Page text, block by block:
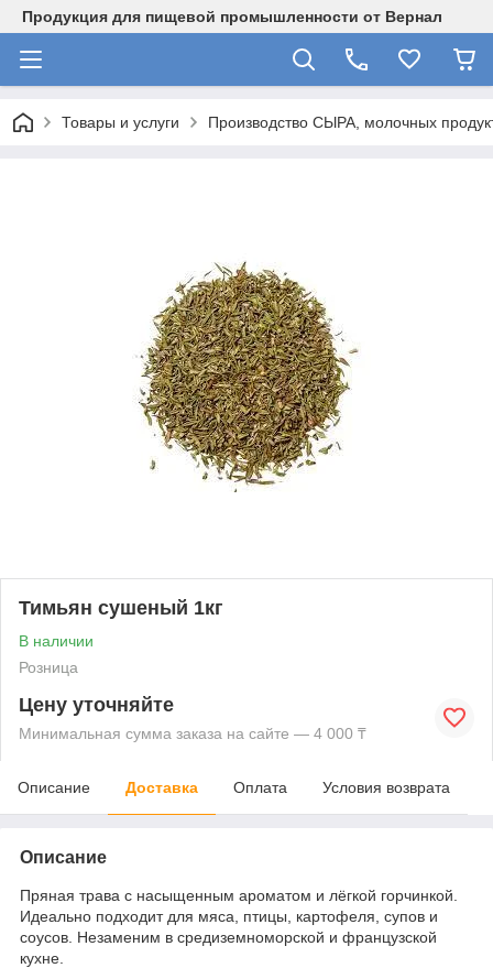
Продукция для пищевой промышленности от Вернал
Товары и услуги Производство СЫРА, молочных
Тимьян сушеный 1кг
В наличии
Розница
Цену уточняйте
Минимальная сумма заказа на сайте — 4 000 ₸
Описание Доставка Оплата Условия возврата
Описание
Пряная трава с насыщенным ароматом и лёгкой горчинкой.
Идеально подходит для мяса, птицы, картофеля, супов и
соусов. Незаменим в средиземноморской и французской
кухне.